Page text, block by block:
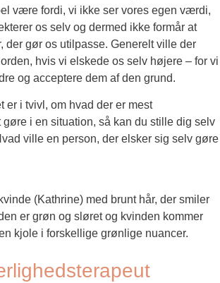
være fordi, vi ikke ser vores egen værdi,
os selv og dermed ikke formår at
der gør os utilpasse. Generelt ville der
hvis vi elskede os selv højere – for vi
og acceptere dem af den grund.
er i tvivl, om hvad der er mest
i en situation, så kan du stille dig selv
ville en person, der elsker sig selv gøre